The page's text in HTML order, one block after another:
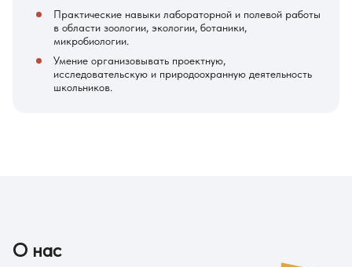
Практические навыки лабораторной и полевой работы
в области зоологии, экологии, ботаники,
микробиологии.
Умение организовывать проектную,
исследовательскую и природоохранную деятельность
школьников.
О нас